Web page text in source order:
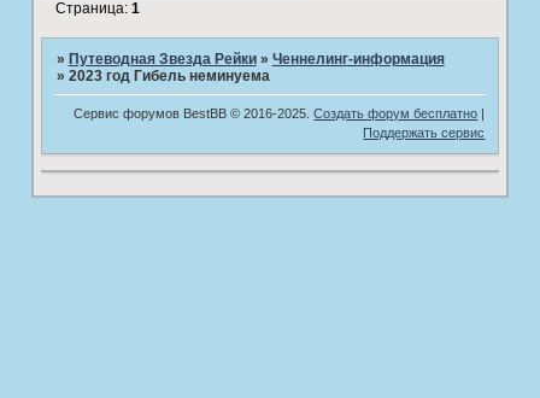
Страница: 1
» Путеводная Звезда Рейки » Ченнелинг-информация
» 2023 год Гибель неминуема
Сервис форумов BestBB © 2016-2025.Создать форум бесплатно |
Поддержать сервис